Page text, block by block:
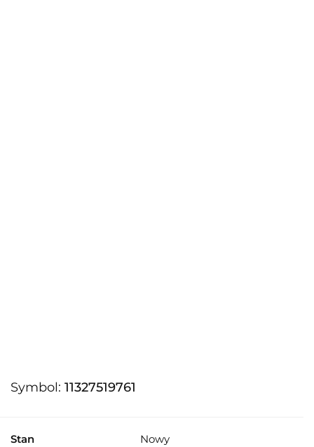
Symbol: 11327519761
Stan Nowy